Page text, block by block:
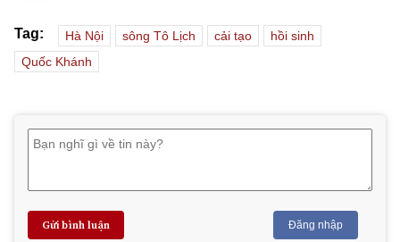
Tag: Hà Nội sông Tô Lịch cải tạo
hồi sinh
Quốc Khánh
Gửi bình luận Đăng nhập